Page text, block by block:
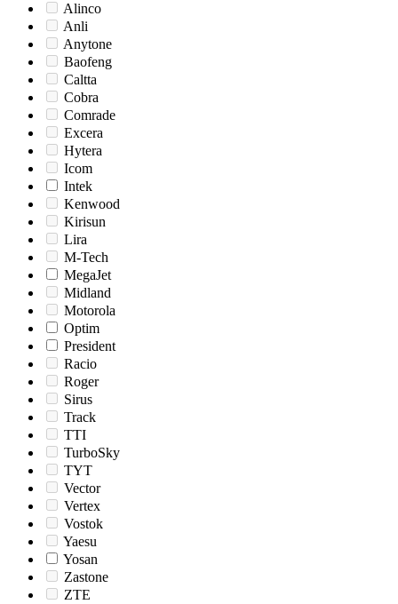
Alinco
Anli
Anytone
Baofeng
Caltta
Cobra
Comrade
Excera
Hytera
Icom
Intek
Kenwood
Kirisun
Lira
M-Tech
MegaJet
Midland
Motorola
Optim
President
Racio
Roger
Sirus
Track
TTI
TurboSky
TYT
Vector
Vertex
Vostok
Yaesu
Yosan
Zastone
ZTE